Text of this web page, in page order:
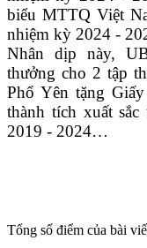
biểu MTTQ Việt
nhiệm kỳ 2024 -
Nhân dịp này,
thưởng cho 2 tập
Phổ Yên tặng
thành tích xuất
2019 - 2024…
Tổng số điểm của bài